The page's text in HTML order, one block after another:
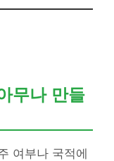
무나 만들
여부나 국적에